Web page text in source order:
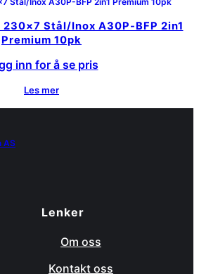
Stål/Inox A30P-BFP 2in1
Premium 10pk
inn for å se pris
Les mer
Lenker
Om oss
Kontakt oss